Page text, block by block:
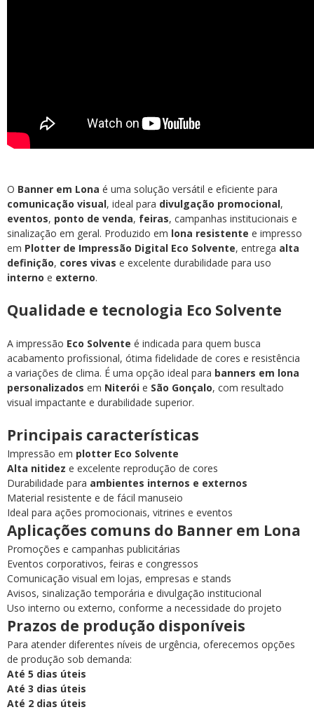
O Banner em Lona é uma solução versátil e eficiente para
comunicação visual, ideal para divulgação promocional,
eventos, ponto de venda, feiras, campanhas institucionais e
sinalização em geral. Produzido em lona resistente e impresso
em Plotter de Impressão Digital Eco Solvente, entrega alta
definição, cores vivas e excelente durabilidade para uso
interno e externo.
Qualidade e tecnologia Eco Solvente
A impressão Eco Solvente é indicada para quem busca
acabamento profissional, ótima fidelidade de cores e resistência
a variações de clima. É uma opção ideal para banners em lona
personalizados em Niterói e São Gonçalo, com resultado
visual impactante e durabilidade superior.
Principais características
Impressão em plotter Eco Solvente
Alta nitidez e excelente reprodução de cores
Durabilidade para ambientes internos e externos
Material resistente e de fácil manuseio
Ideal para ações promocionais, vitrines e eventos
Aplicações comuns do Banner em Lona
Promoções e campanhas publicitárias
Eventos corporativos, feiras e congressos
Comunicação visual em lojas, empresas e stands
Avisos, sinalização temporária e divulgação institucional
Uso interno ou externo, conforme a necessidade do projeto
Prazos de produção disponíveis
Para atender diferentes níveis de urgência, oferecemos opções
de produção sob demanda:
Até 5 dias úteis
Até 3 dias úteis
Até 2 dias úteis